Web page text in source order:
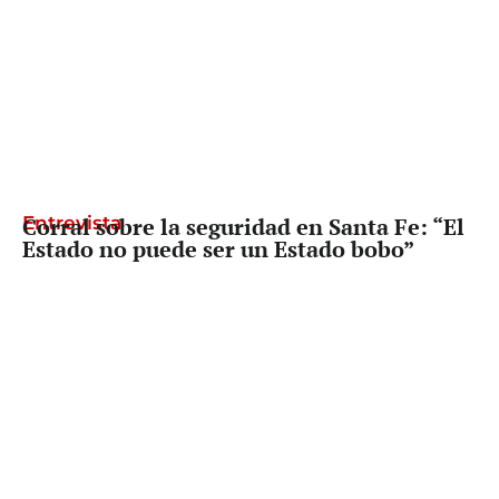
Entrevista
Corral sobre la seguridad en Santa Fe: “El
Estado no puede ser un Estado bobo”